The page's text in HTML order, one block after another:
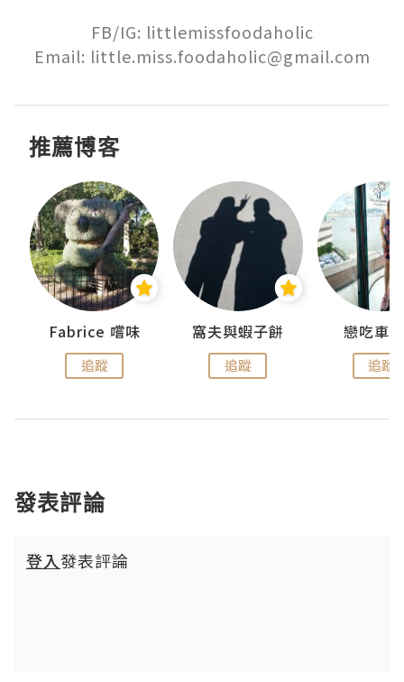
FB/IG: littlemissfoodaholic
Email: little.miss.foodaholic@gmail.com
推薦博客
Fabrice 嚐味
追蹤
窩夫與蝦子餅
追蹤
戀吃車
追蹤
發表評論
登入發表評論